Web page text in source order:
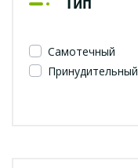
Самотечный
Принудительный